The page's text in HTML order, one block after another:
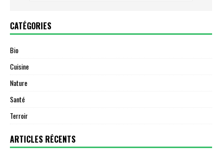
CATÉGORIES
Bio
Cuisine
Nature
Santé
Terroir
ARTICLES RÉCENTS